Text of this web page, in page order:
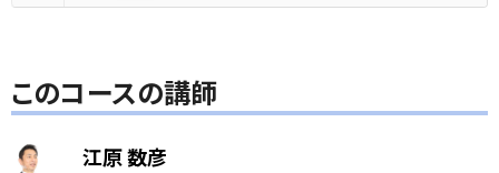
このコースの講師
江原 数彦